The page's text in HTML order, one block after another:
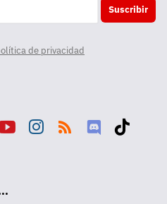
Suscribir
de privacidad